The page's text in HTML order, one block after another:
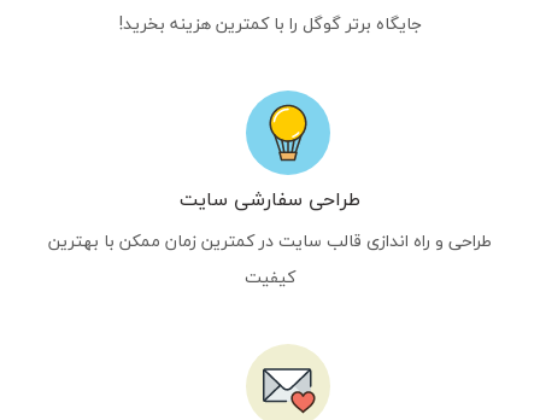
جایگاه برتر گوگل را با کمترین هزینه بخرید!
طراحی سفارشی سایت
طراحی و راه اندازی قالب سایت در کمترین زمان ممکن با بهترین
کیفیت